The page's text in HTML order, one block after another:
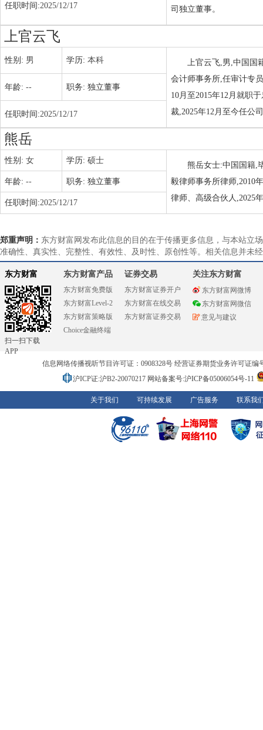
司独立董事。
任职时间:2025/12/17
上官云飞
性别: 男 学历: 本科
上官云飞,男,中国国
会计师事务所,任审计专
10月至2015年12月就职
裁,2025年12月至今任公
年龄: -- 职务: 独立董事
任职时间:2025/12/17
熊岳
性别: 女 学历: 硕士
熊岳女士:中国国籍,
毅律师事务所律师,2010
律师、高级合伙人,2025
年龄: -- 职务: 独立董事
任职时间:2025/12/17
郑重声明： 东方财富网发布此信息的目的在于传播更多信息，与本站立
准确性、真实性、完整性、有效性、及时性、原创性等。相关信息并未
东方财富
扫一扫下载
APP
东方财富产品
东方财富免费版
东方财富Level-2
东方财富策略版
Choice金融终端
证券交易
东方财富证券开户
东方财富在线交易
东方财富证券交易
关注东方财富
东方财富网微博
东方财富网微信
意见与建议
信息网络传播视听节目许可证：0908328号 经营证券期货业务许可证编
沪ICP证:沪B2-20070217 网站备案号:沪ICP备05006054号-11
关于我们 可持续发展 广告服务 联系我